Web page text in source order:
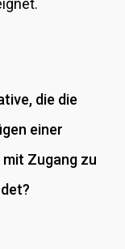
die die
einer
Zugang zu